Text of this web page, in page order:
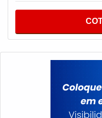
ambientes, como o
que garantem um bom
útil do equipamento
satisfatória aos
mais aconchegante, o
auxiliar, motivar, fator
indispensável para